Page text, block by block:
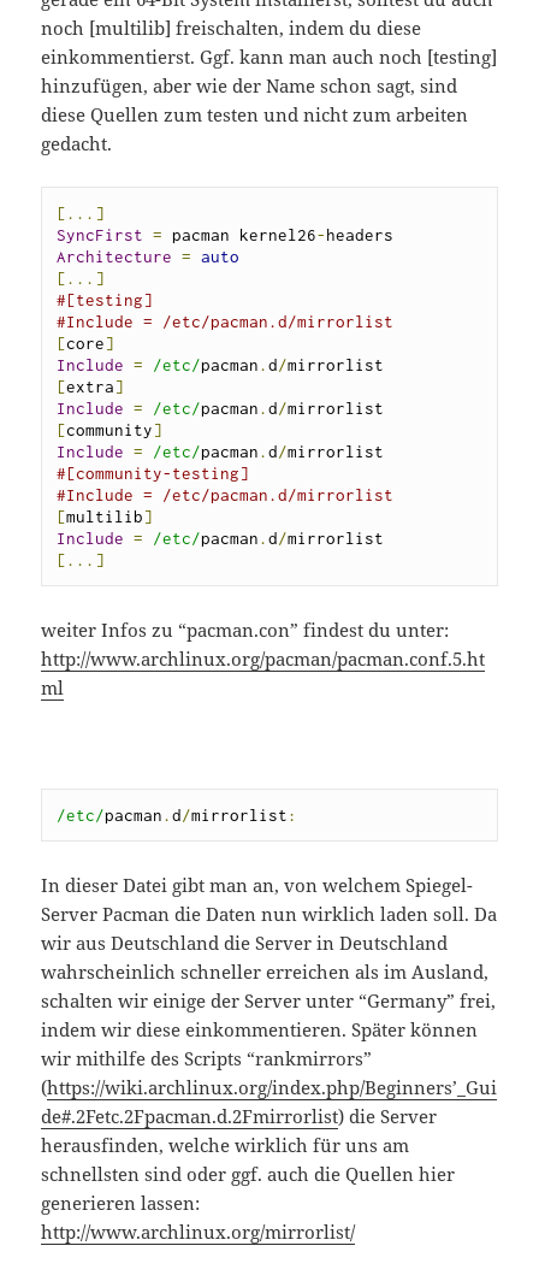
noch [multilib] freischalten, indem du diese
einkommentierst. Ggf. kann man auch noch [testing]
hinzufügen, aber wie der Name schon sagt, sind
diese Quellen zum testen und nicht zum arbeiten
gedacht.
[...]
SyncFirst = pacman kernel26-
Architecture = auto
[...]
#[testing]
#Include = /etc/pacman.d/mirrorlist
[core]
Include = /etc/pacman .d/
[extra]
Include = /etc/pacman .d/
[community]
Include = /etc/pacman .d/
#[community-testing]
#Include = /etc/pacman.d/mirrorlist
[multilib]
Include = /etc/pacman .d/
[...]
weiter Infos zu “pacman.con” findest du unter:
http://www.archlinux.org/pacman/pacman.conf.5.ht
ml
/etc/pacman .d/mirrorlist:
In dieser Datei gibt man an, von welchem Spiegel-
Server Pacman die Daten nun wirklich laden soll. Da
wir aus Deutschland die Server in Deutschland
wahrscheinlich schneller erreichen als im Ausland,
schalten wir einige der Server unter “Germany” frei,
indem wir diese einkommentieren. Später können
wir mithilfe des Scripts “rankmirrors”
(https://wiki.archlinux.org/index.php/Beginners’_Gui
de#.2Fetc.2Fpacman.d.2Fmirrorlist) die Server
herausfinden, welche wirklich für uns am
schnellsten sind oder ggf. auch die Quellen hier
generieren lassen:
http://www.archlinux.org/mirrorlist/